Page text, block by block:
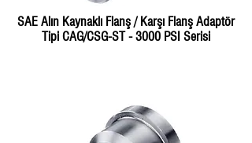
SAE Alın Kaynaklı Flanş / Karşı Flanş Adaptör
Tipi CAG/CSG-ST - 3000 PSI Serisi